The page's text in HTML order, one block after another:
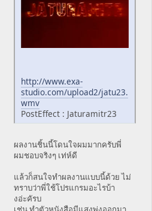
http://www.exa-
studio.com/upload2/jatu23.
wmv
PostEffect : Jaturamitr23
ผลงานชิ้นนี้โดนใจผมมากครับพี่
ผมชอบจริงๆ เท่ห์ดี
แล้วก็สนใจทำผลงานแบบนี้ด้วย ไม่
ทราบว่าพี่ใช้โปรแกรมอะไรบ้า
งอ่ะคัรบ